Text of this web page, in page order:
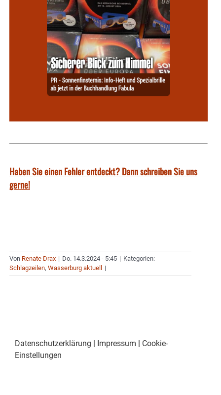
Haben Sie einen Fehler entdeckt? Dann schreiben Sie uns
gerne!
Von Renate Drax | Do. 14.3.2024 - 5:45 | Kategorien:
Schlagzeilen, Wasserburg aktuell |
Datenschutzerklärung | Impressum | Cookie-
Einstellungen